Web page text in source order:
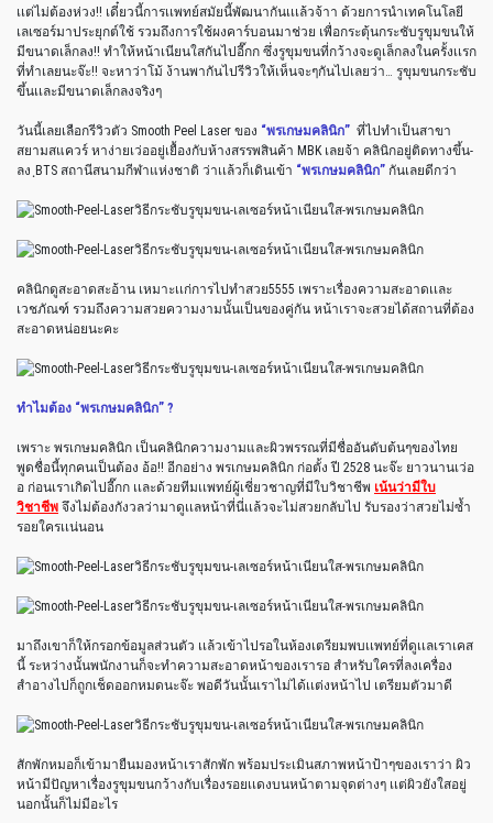
เเต่ไม่ต้องห่วง!! เดี๋ยวนี้การเเพทย์สมัยนี้พัฒนากันเเเล้วจ้าา ด้วยการนำเทคโนโลยี
เลเซอร์มาประยุกต์ใช้ รวมถึงการใช้ผงคาร์บอนมาช่วย เพื่อกระตุ้นกระชับรูขุมขนให้
มีขนาดเล็กลง!! ทำให้หน้าเนียนใสกันไปอี๊กก ซึ่งรูขุมขนที่กว้างจะดูเล็กลงในครั้งเเรก
ที่ทำเลยนะจ๊ะ!! จะหาว่าโม้ ง้านพากันไปรีวิวให้เห็นจะๆกันไปเลยว่า… รูขุมขนกระชับ
ขึ้นเเละมีขนาดเล็กลงจริงๆ
วันนี้เลยเลือกรีวิวตัว Smooth Peel Laser ของ “พรเกษมคลินิก” ที่ไปทำเป็นสาขา
สยามสแควร์ หาง่ายเว่ออยู่เยื้องกับห้างสรรพสินค้า MBK เลยจ้า คลินิกอยู่ติดทางขึ้น-
ลง ฺBTS สถานีสนามกีฬาแห่งชาติ ว่าเเล้วก็เดินเข้า “พรเกษมคลินิก” กันเลยดีกว่า
คลินิกดูสะอาดสะอ้าน เหมาะเเก่การไปทำสวย5555 เพราะเรื่องความสะอาดเเละ
เวชภัณฑ์ รวมถึงความสวยความงามนั้นเป็นของคู่กัน หน้าเราจะสวยได้สถานที่ต้อง
สะอาดหน่อยนะคะ
ทำไมต้อง “พรเกษมคลินิก” ?
เพราะ พรเกษมคลินิก เป็นคลินิกความงามและผิวพรรณที่มีชื่ออันดับต้นๆของไทย
พูดชื่อนี้ทุกคนเป็นต้อง อ้อ!! อีกอย่าง พรเกษมคลินิก ก่อตั้ง ปี 2528 นะจ๊ะ ยาวนานเว่อ
อ ก่อนเราเกิดไปอี๊กก เเละด้วยทีมเเพทย์ผู้เชี่ยวชาญที่มีใบวิชาชีพ เน้นว่ามีใบ
วิชาชีพ จึงไม่ต้องกังวลว่ามาดูเเลหน้าที่นี่เเล้วจะไม่สวยกลับไป รับรองว่าสวยไม่ซ้ำ
รอยใครเเน่นอน
มาถึงเขาก็ให้กรอกข้อมูลส่วนตัว เเล้วเข้าไปรอในห้องเตรียมพบเเพทย์ที่ดูเเลเราเคส
นี้ ระหว่างนั้นพนักงานก็จะทำความสะอาดหน้าของเรารอ สำหรับใครที่ลงเครื่อง
สำอางไปก็ถูกเช็ดออกหมดนะจ๊ะ พอดีวันนั้นเราไม่ได้เเต่งหน้าไป เตรียมตัวมาดี
สักพักหมอก็เข้ามายืนมองหน้าเราสักพัก พร้อมประเมินสภาพหน้าป้าๆของเราว่า ผิว
หน้ามีปัญหาเรื่องรูขุมขนกว้างกับเรื่องรอยเเดงบนหน้าตามจุดต่างๆ เเต่ผิวยังใสอยู่
นอกนั้นก็ไม่มีอะไร